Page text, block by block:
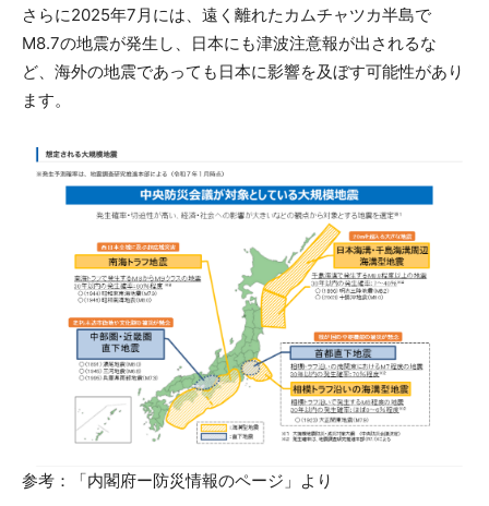
さらに2025年7月には、遠く離れたカムチャツカ半島で
M8.7の地震が発生し、日本にも津波注意報が出されるな
ど、海外の地震であっても日本に影響を及ぼす可能性があり
ます。
参考：「内閣府ー防災情報のページ」より